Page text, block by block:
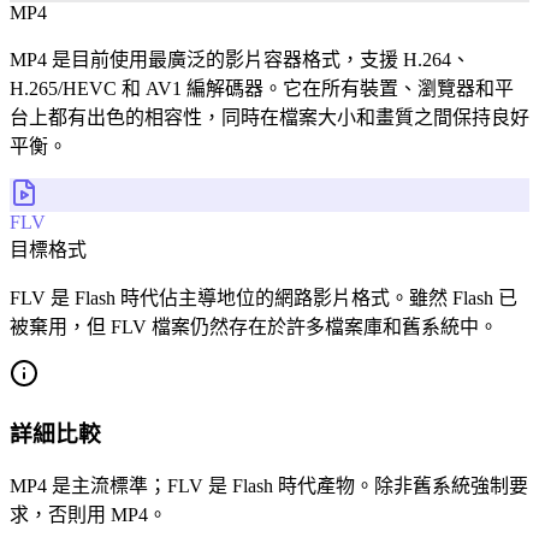
MP4
MP4 是目前使用最廣泛的影片容器格式，支援 H.264、
H.265/HEVC 和 AV1 編解碼器。它在所有裝置、瀏覽器和平
台上都有出色的相容性，同時在檔案大小和畫質之間保持良好
平衡。
FLV
目標格式
FLV 是 Flash 時代佔主導地位的網路影片格式。雖然 Flash 已
被棄用，但 FLV 檔案仍然存在於許多檔案庫和舊系統中。
詳細比較
MP4 是主流標準；FLV 是 Flash 時代產物。除非舊系統強制要
求，否則用 MP4。